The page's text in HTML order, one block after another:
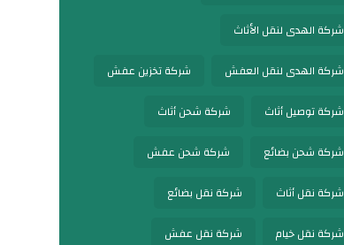
شركة الهدى لنقل الأثاث
شركة الهدى لنقل العفش شركة تخزين عفش
شركة توصيل أثاث شركة شحن أثاث
شركة شحن بضائع شركة شحن عفش
شركة نقل أثاث شركة نقل بضائع
شركة نقل خيام شركة نقل عفش